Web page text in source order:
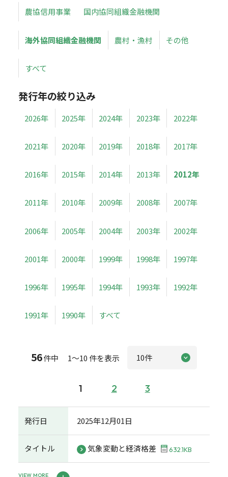
農協信用事業 国内協同組織金融機関
海外協同組織金融機関 農村・漁村 その他
すべて
発行年の絞り込み
2026年 2025年 2024年 2023年 2022年
2021年 2020年 2019年 2018年 2017年
2016年 2015年 2014年 2013年 2012年
2011年 2010年 2009年 2008年 2007年
2006年 2005年 2004年 2003年 2002年
2001年 2000年 1999年 1998年 1997年
1996年 1995年 1994年 1993年 1992年
1991年 1990年 すべて
56件中 1～10 件を表示
1 2 3
発行日 2025年12月01日
タイトル 気象変動と経済格差 632.1KB
VIEW MORE